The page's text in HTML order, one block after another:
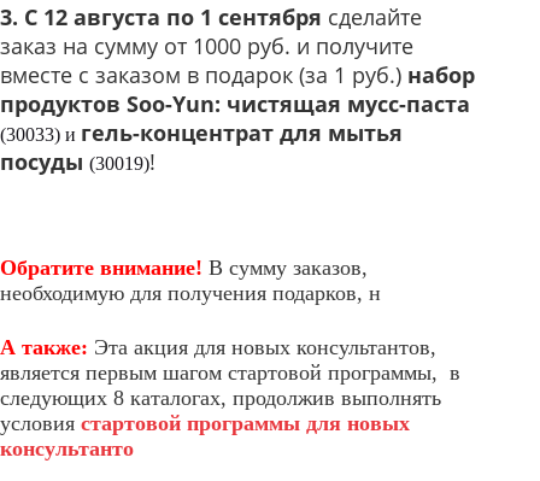
3. С 12 августа по 1 сентября сделайте
заказ на сумму от 1000 руб. и получите
вместе с заказом в подарок (за 1 руб.) набор
продуктов Soo-Yun: чистящая мусс-паста
(30033) и гель-концентрат для мытья
посуды (30019)!
Обратите внимание! В сумму заказов,
необходимую для получения подарков, н
А также: Эта акция для новых консультантов,
является первым шагом стартовой программы, в
следующих 8 каталогах, продолжив выполнять
условия стартовой программы для новых
консультанто